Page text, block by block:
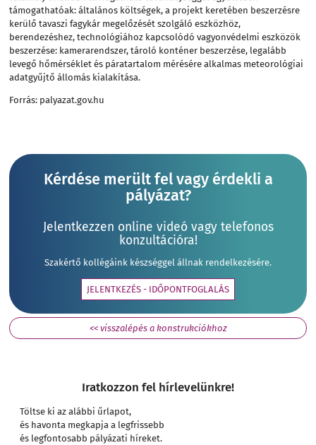
támogathatóak: általános költségek, a projekt keretében beszerzésre
kerülő tavaszi fagykár megelőzését szolgáló eszközhöz,
berendezéshez, technológiához kapcsolódó vagyonvédelmi eszközök
beszerzése: kamerarendszer, tároló konténer beszerzése, legalább
levegő hőmérséklet és páratartalom mérésére alkalmas meteorológiai
adatgyűjtő állomás kialakítása.
Forrás: palyazat.gov.hu
Kérdése merült fel vagy érdekli a
pályázat?
Jelentkezzen online videó vagy telefonos
konzultációra!
Szakértő kollégáink készséggel állnak rendelkezésére.
JELENTKEZÉS - IDŐPONTFOGLALÁS
<< visszalépés a konstrukciókhoz
Iratkozzon fel hírlevelünkre!
Töltse ki az alábbi űrlapot,
és havonta megkapja a legfrissebb
és legfontosabb pályázati híreket.